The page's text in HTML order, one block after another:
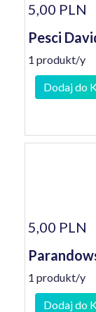
5,00 PLN
Pesci
1 produkt/y
Dodaj do
5,00 PLN
1 produkt/y
Dodaj do